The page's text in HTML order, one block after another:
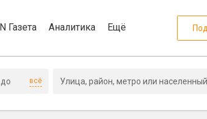
Газета Аналитика Ещё
всё